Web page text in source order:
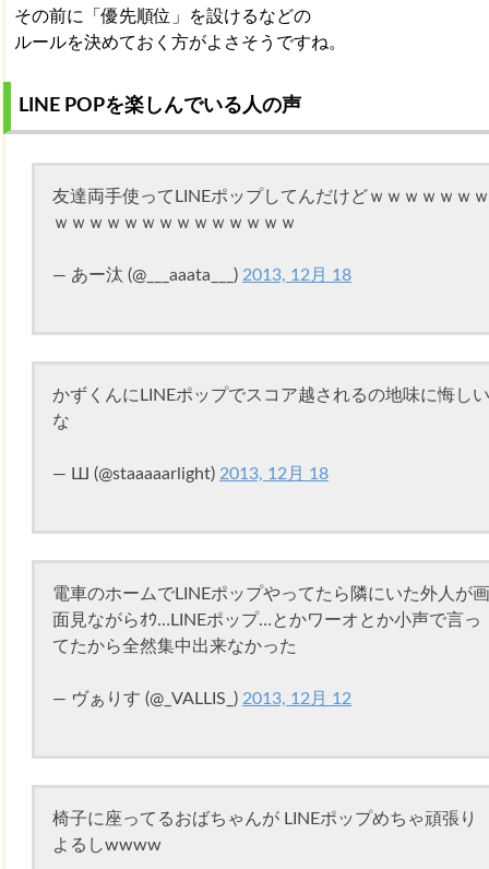
その前に「優先順位」を設けるなどの
ルールを決めておく方がよさそうですね。
LINE POPを楽しんでいる人の声
友達両手使ってLINEポップしてんだけどｗｗｗｗｗｗｗ
ｗｗｗｗｗｗｗｗｗｗｗｗｗｗ
— あー汰 (@___aaata___) 2013, 12月 18
かずくんにLINEポップでスコア越されるの地味に悔しい
な
— Ш (@staaaaarlight) 2013, 12月 18
電車のホームでLINEポップやってたら隣にいた外人が画
面見ながらｵｳ…LINEポップ…とかワーオとか小声で言っ
てたから全然集中出来なかった
— ヴぁりす (@_VALLIS_) 2013, 12月 12
椅子に座ってるおばちゃんが LINEポップめちゃ頑張り
よるしwwww